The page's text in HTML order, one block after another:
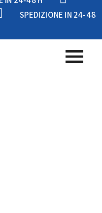
SPEDIZIONE IN 24-48